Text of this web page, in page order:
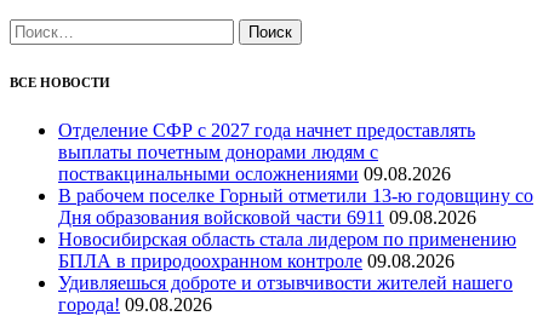
Найти:
ВСЕ НОВОСТИ
Отделение СФР с 2027 года начнет предоставлять
выплаты почетным донорами людям с
поствакцинальными осложнениями 09.08.2026
В рабочем поселке Горный отметили 13-ю годовщину со
Дня образования войсковой части 6911 09.08.2026
Новосибирская область стала лидером по применению
БПЛА в природоохранном контроле 09.08.2026
Удивляешься доброте и отзывчивости жителей нашего
города! 09.08.2026